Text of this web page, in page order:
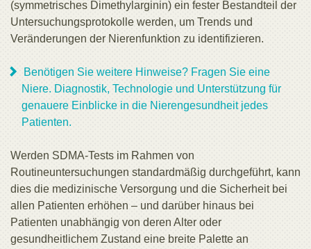
(symmetrisches Dimethylarginin) ein fester Bestandteil der
Untersuchungsprotokolle werden, um Trends und
Veränderungen der Nierenfunktion zu identifizieren.
Benötigen Sie weitere Hinweise? Fragen Sie eine
Niere. Diagnostik, Technologie und Unterstützung für
genauere Einblicke in die Nierengesundheit jedes
Patienten.
Werden SDMA-Tests im Rahmen von
Routineuntersuchungen standardmäßig durchgeführt, kann
dies die medizinische Versorgung und die Sicherheit bei
allen Patienten erhöhen – und darüber hinaus bei
Patienten unabhängig von deren Alter oder
gesundheitlichem Zustand eine breite Palette an